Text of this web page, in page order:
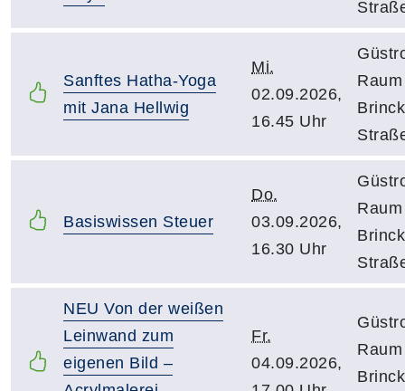
Sanftes Hatha-Yoga
mit Jana Hellwig
Mi.
02.09.2026,
16.45 Uhr
Basiswissen Steuer
Do.
03.09.2026,
16.30 Uhr
NEU Von der weißen
Leinwand zum
eigenen Bild –
Fr.
04.09.2026,